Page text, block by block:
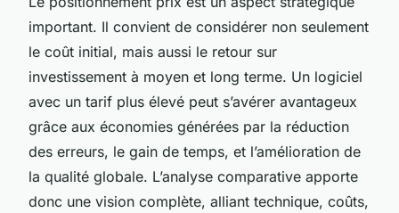
important. Il convient de considérer non seulement
le coût initial, mais aussi le retour sur
investissement à moyen et long terme. Un logiciel
avec un tarif plus élevé peut s’avérer avantageux
grâce aux économies générées par la réduction
des erreurs, le gain de temps, et l’amélioration de
la qualité globale. L’analyse comparative apporte
donc une vision complète, alliant technique, coûts,